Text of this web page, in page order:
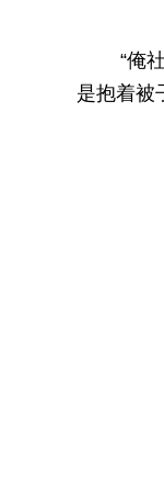
“俺社
是抱着被